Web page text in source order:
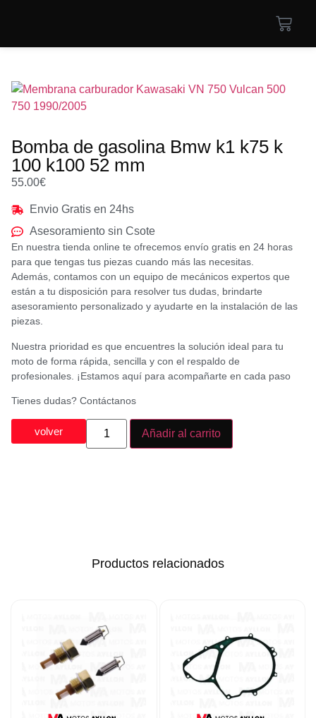
Bomba de gasolina Bmw k1 k75 k
100 k100 52 mm
55.00€
Envio Gratis en 24hs
Asesoramiento sin Csote
En nuestra tienda online te ofrecemos envío gratis en 24 horas
para que tengas tus piezas cuando más las necesitas.
Además, contamos con un equipo de mecánicos expertos que
están a tu disposición para resolver tus dudas, brindarte
asesoramiento personalizado y ayudarte en la instalación de las
piezas.
Nuestra prioridad es que encuentres la solución ideal para tu
moto de forma rápida, sencilla y con el respaldo de
profesionales. ¡Estamos aquí para acompañarte en cada paso
Tienes dudas? Contáctanos
volver Añadir al carrito
Productos relacionados